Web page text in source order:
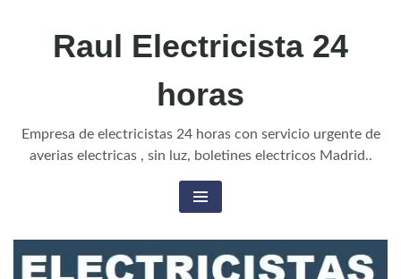
Raul Electricista 24
horas
Empresa de electricistas 24 horas con servicio urgente de
averias electricas , sin luz, boletines electricos Madrid..